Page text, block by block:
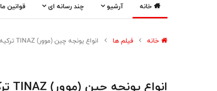
خانه آرشیو چند رسانه ای قوانین ما
خانه فیلم ها انواع یونجه چین (موور) TINAZ ترکیه
انواع یونجه چین (موور) TINAZ ترکیه